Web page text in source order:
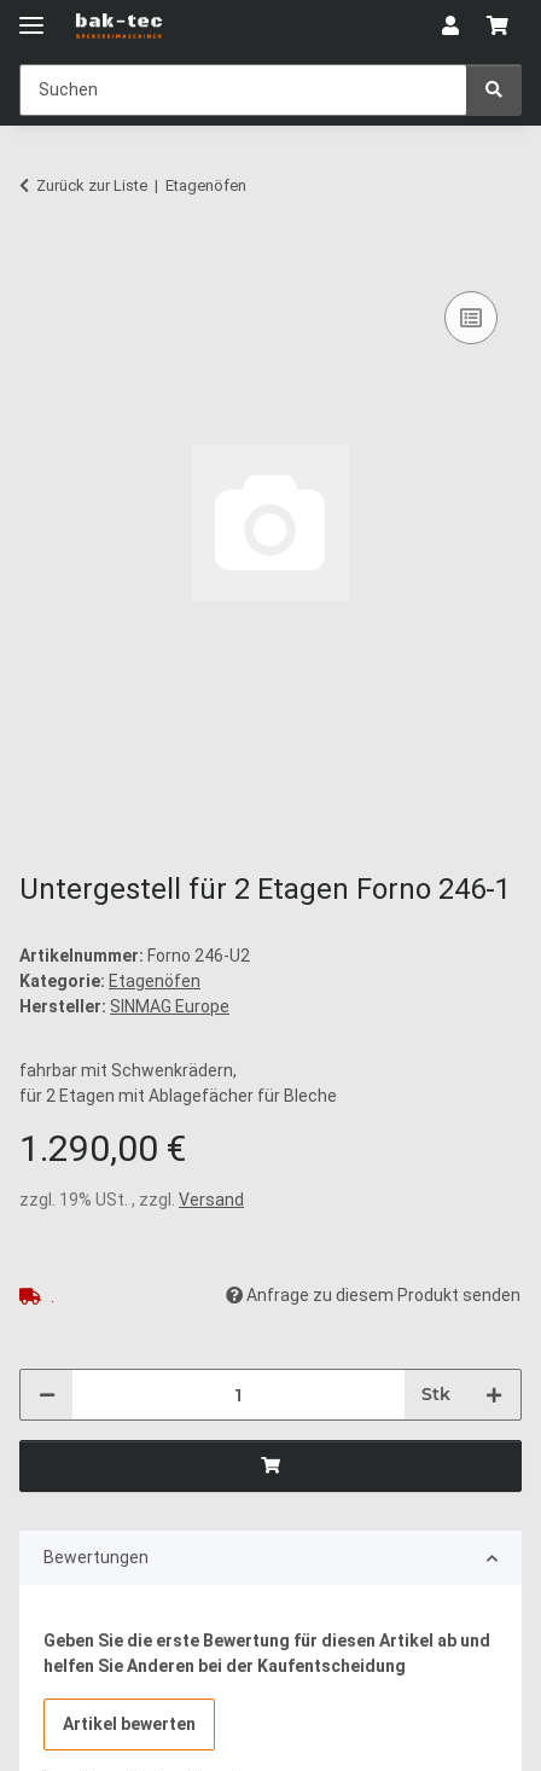
Zurück zur Liste Etagenöfen
Untergestell für 2 Etagen Forno 246-1
Artikelnummer: Forno 246-U2
Kategorie: Etagenöfen
Hersteller: SINMAG Europe
fahrbar mit Schwenkrädern,
für 2 Etagen mit Ablagefächer für Bleche
1.290,00 €
zzgl. 19% USt. , zzgl. Versand
Anfrage zu diesem Produkt senden
Stk
Bewertungen
Geben Sie die erste Bewertung für diesen Artikel ab und
helfen Sie Anderen bei der Kaufentscheidung
Artikel bewerten